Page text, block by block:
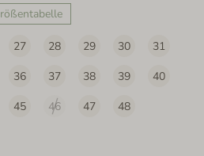
27 28 29 30
31
36 37 38 39
40
45 46 47 48